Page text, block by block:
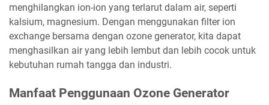
menghilangkan ion-ion yang terlarut dalam air, seperti
kalsium, magnesium. Dengan menggunakan filter ion
exchange bersama dengan ozone generator, kita dapat
menghasilkan air yang lebih lembut dan lebih cocok untuk
kebutuhan rumah tangga dan industri.
Manfaat Penggunaan Ozone Generator